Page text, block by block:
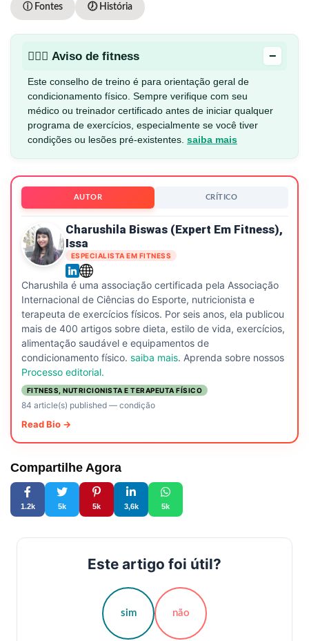
ⓘ Fontes 🕖 História
🏋🏻‍♂️ Aviso de fitness −
Este conselho de treino é para orientação geral de
condicionamento físico. Sempre verifique com seu
médico ou treinador certificado antes de iniciar qualquer
programa de exercícios, especialmente se você tiver
condições ou lesões pré-existentes. saiba mais
AUTOR CRÍTICO
Charushila Biswas (expert Em Fitness),
Issa
ESPECIALISTA EM FITNESS
Charushila é uma associação certificada pela Associação
Internacional de Ciências do Esporte, nutricionista e
terapeuta de exercícios físicos. Por seis anos, ela publicou
mais de 400 artigos sobre dieta, estilo de vida, exercícios,
alimentação saudável e equipamentos de
condicionamento físico. saiba mais. Aprenda sobre nossos
Processo editorial.
FITNESS, NUTRICIONISTA E TERAPEUTA FÍSICO
84 article(s) published— condição
Read Bio →
Compartilhe Agora
1.2k 5k 5k 3,6k 5k
Este artigo foi útil?
sim não